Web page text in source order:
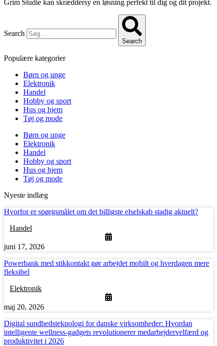
Grim Studie kan skræddersy en løsning perfekt til dig og dit projekt.
Search
Search
Populære kategorier
Børn og unge
Elektronik
Handel
Hobby og sport
Hus og hjem
Tøj og mode
Børn og unge
Elektronik
Handel
Hobby og sport
Hus og hjem
Tøj og mode
Nyeste indlæg
Hvorfor er spørgsmålet om det billigste elselskab stadig aktuelt?
Handel
juni 17, 2026
Powerbank med stikkontakt gør arbejdet mobilt og hverdagen mere
fleksibel
Elektronik
maj 20, 2026
Digital sundhedsteknologi for danske virksomheder: Hvordan
intelligente wellness-gadgets revolutionerer medarbejdervelfærd og
produktivitet i 2026